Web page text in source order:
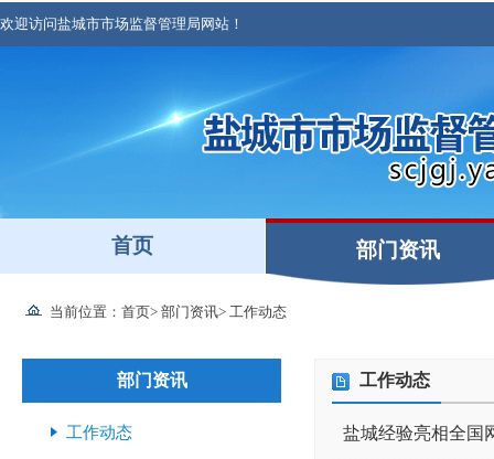
欢迎访问盐城市市场监督管理局网站！
首页 部门资讯
当前位置： 首页> 部门资讯> 工作动态
部门资讯
工作动态
工作动态
盐城经验亮相全国